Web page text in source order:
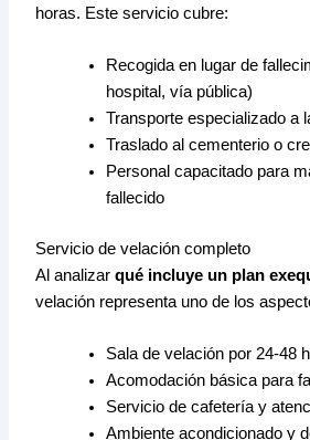
horas. Este servicio cubre:
Recogida en lugar de
hospital, vía pública)
Transporte especializado a
Traslado al cementerio o
Personal capacitado para
fallecido
Servicio de velación completo
Al analizarqué incluye un plan
velación representa uno de los
Sala de velación por 24-48
Acomodación básica para
Servicio de cafetería y
Ambiente acondicionado y